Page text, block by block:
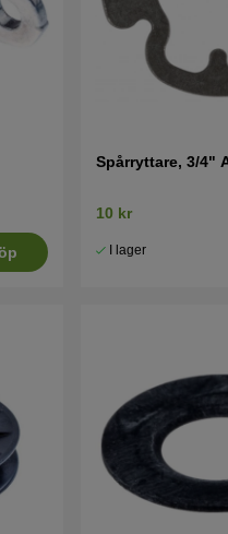
Spårryttare, 3/4"
10 kr
I lager